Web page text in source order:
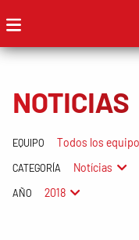
NOTICIAS
EQUIPO Todos los
CATEGORÍA Notícias
AÑO 2018